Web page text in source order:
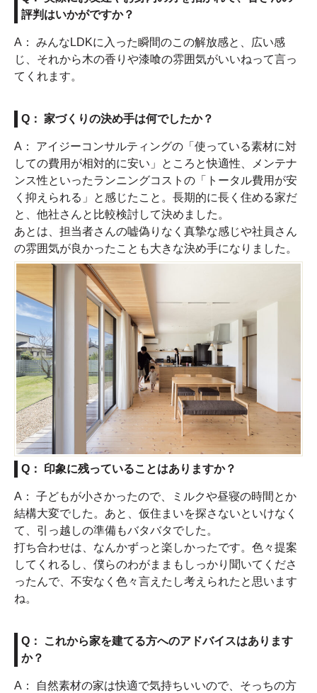
評判はいかがですか？
A： みんなLDKに入った瞬間のこの解放感と、広い感
じ、それから木の香りや漆喰の雰囲気がいいねって言っ
てくれます。
Q： 家づくりの決め手は何でしたか？
A： アイジーコンサルティングの「使っている素材に対
しての費用が相対的に安い」ところと快適性、メンテナ
ンス性といったランニングコストの「トータル費用が安
く抑えられる」と感じたこと。長期的に長く住める家だ
と、他社さんと比較検討して決めました。
あとは、担当者さんの嘘偽りなく真摯な感じや社員さん
の雰囲気が良かったことも大きな決め手になりました。
Q： 印象に残っていることはありますか？
A： 子どもが小さかったので、ミルクや昼寝の時間とか
結構大変でした。あと、仮住まいを探さないといけなく
て、引っ越しの準備もバタバタでした。
打ち合わせは、なんかずっと楽しかったです。色々提案
してくれるし、僕らのわがままもしっかり聞いてくださ
ったんで、不安なく色々言えたし考えられたと思います
ね。
Q： これから家を建てる方へのアドバイスはあります
か？
A： 自然素材の家は快適で気持ちいいので、そっちの方